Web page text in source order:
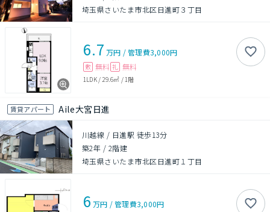
埼玉県さいたま市北区日進町３丁目
6.7 万円 /管理費3,000円
敷 無料 礼 無料
1LDK/ 29.6㎡ / 1階
賃貸アパート Aile大宮日進
川越線 / 日進駅 徒歩13分
築2年 / 2階建
埼玉県さいたま市北区日進町１丁目
6 万円 /管理費3,000円